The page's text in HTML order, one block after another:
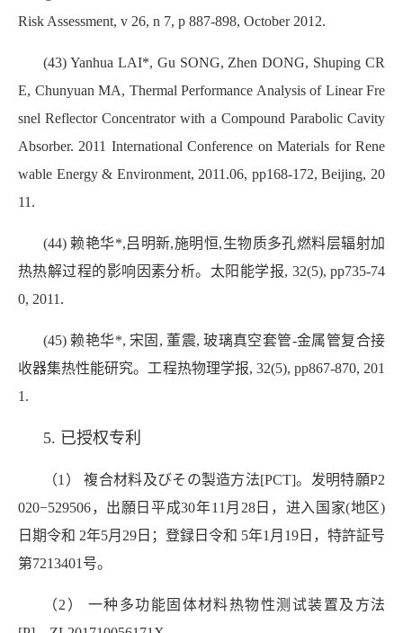
Risk Assessment, v 26, n 7, p 887-898, October 2012.
(43) Yanhua LAI*, Gu SONG, Zhen DONG, Shuping CR
E, Chunyuan MA, Thermal Performance Analysis of Linear Fre
snel Reflector Concentrator with a Compound Parabolic Cavity
Absorber. 2011 International Conference on Materials for Rene
wable Energy & Environment, 2011.06, pp168-172, Beijing, 20
11.
(44) 赖艳华*,吕明新,施明恒,生物质多孔燃料层辐射加
热热解过程的影响因素分析。太阳能学报, 32(5), pp735-74
0, 2011.
(45) 赖艳华*, 宋固, 董震, 玻璃真空套管-金属管复合接
收器集热性能研究。工程热物理学报, 32(5), pp867-870, 201
1.
5. 已授权专利
（1） 複合材料及びその製造方法[PCT]。发明特願P2
020−529506，出願日平成30年11月28日，进入国家(地区)
日期令和 2年5月29日；登録日令和 5年1月19日，特許証号
第7213401号。
（2） 一种多功能固体材料热物性测试装置及方法